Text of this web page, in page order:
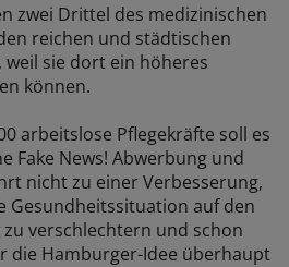
zwei Drittel des medizinischen
reichen und städtischen
weil sie dort ein höheres
können.
arbeitslose Pflegekräfte soll es
Fake News! Abwerbung und
nicht zu einer Verbesserung,
Gesundheitssituation auf den
verschlechtern und schon
die Hamburger-Idee überhaupt